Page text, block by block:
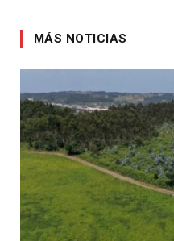
MÁS NOTICIAS